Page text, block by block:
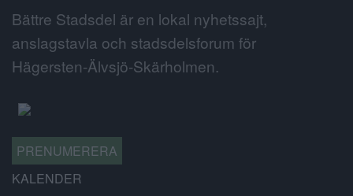
Bättre Stadsdel är en lokal nyhetssajt,
anslagstavla och stadsdelsforum för
Hägersten-Älvsjö-Skärholmen.
PRENUMERERA
KALENDER